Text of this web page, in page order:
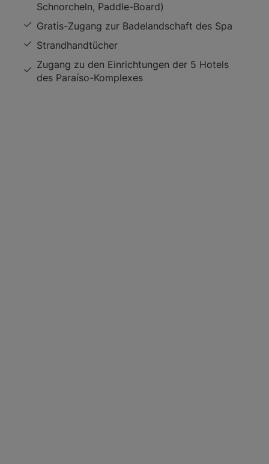
Schnorcheln, Paddle-Board)
Gratis-Zugang zur Badelandschaft des Spa
Strandhandtücher
Zugang zu den Einrichtungen der 5 Hotels
des Paraíso-Komplexes